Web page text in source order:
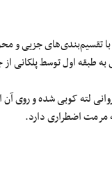
تقسیم‌بندی‌های جزیی
لته کوبی شده و روی
مرمت اضطراری دارد.